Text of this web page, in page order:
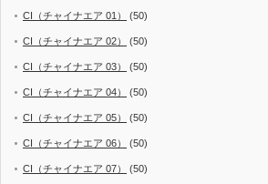
CI（チャイナエア 01） (50)
CI（チャイナエア 02） (50)
CI（チャイナエア 03） (50)
CI（チャイナエア 04） (50)
CI（チャイナエア 05） (50)
CI（チャイナエア 06） (50)
CI（チャイナエア 07） (50)